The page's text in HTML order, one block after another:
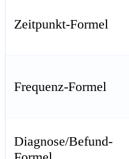
Zeitpunkt-Formel
Frequenz-Formel
Diagnose/Befund-